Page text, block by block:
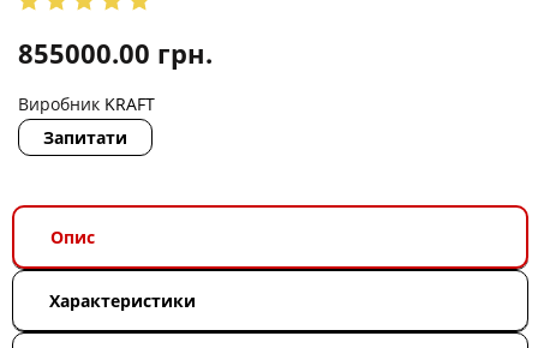
855000.00 грн.
Виробник KRAFT
Запитати
Опис
Характеристики